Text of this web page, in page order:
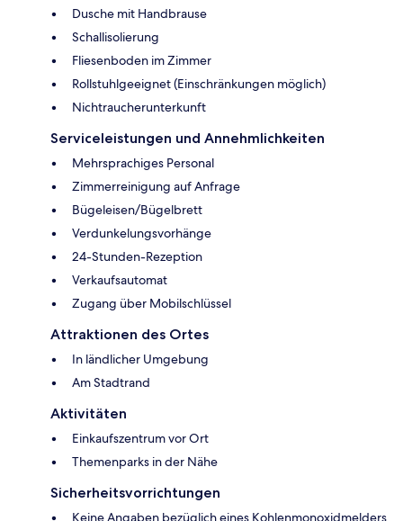
Dusche mit Handbrause
Schallisolierung
Fliesenboden im Zimmer
Rollstuhlgeeignet (Einschränkungen möglich)
Nichtraucherunterkunft
Serviceleistungen und Annehmlichkeiten
Mehrsprachiges Personal
Zimmerreinigung auf Anfrage
Bügeleisen/Bügelbrett
Verdunkelungsvorhänge
24-Stunden-Rezeption
Verkaufsautomat
Zugang über Mobilschlüssel
Attraktionen des Ortes
In ländlicher Umgebung
Am Stadtrand
Aktivitäten
Einkaufszentrum vor Ort
Themenparks in der Nähe
Sicherheitsvorrichtungen
Keine Angaben bezüglich eines Kohlenmonoxidmelders